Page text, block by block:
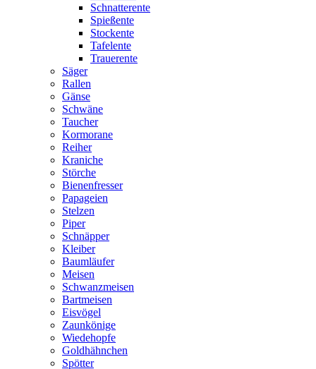
Schnatterente
Spießente
Stockente
Tafelente
Trauerente
Säger
Rallen
Gänse
Schwäne
Taucher
Kormorane
Reiher
Kraniche
Störche
Bienenfresser
Papageien
Stelzen
Piper
Schnäpper
Kleiber
Baumläufer
Meisen
Schwanzmeisen
Bartmeisen
Eisvögel
Zaunkönige
Wiedehopfe
Goldhähnchen
Spötter